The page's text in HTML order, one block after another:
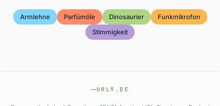
Armlehne Parfümöle Dinosaurier
Funkmikrofon
Stimmigkeit
URL9.DE